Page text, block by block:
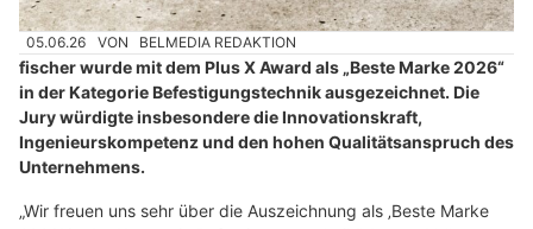
05.06.26 VON BELMEDIA REDAKTION
fischer wurde mit dem Plus X Award als „Beste Marke 2026“
in der Kategorie Befestigungstechnik ausgezeichnet. Die
Jury würdigte insbesondere die Innovationskraft,
Ingenieurskompetenz und den hohen Qualitätsanspruch des
Unternehmens.
„Wir freuen uns sehr über die Auszeichnung als ‚Beste Marke